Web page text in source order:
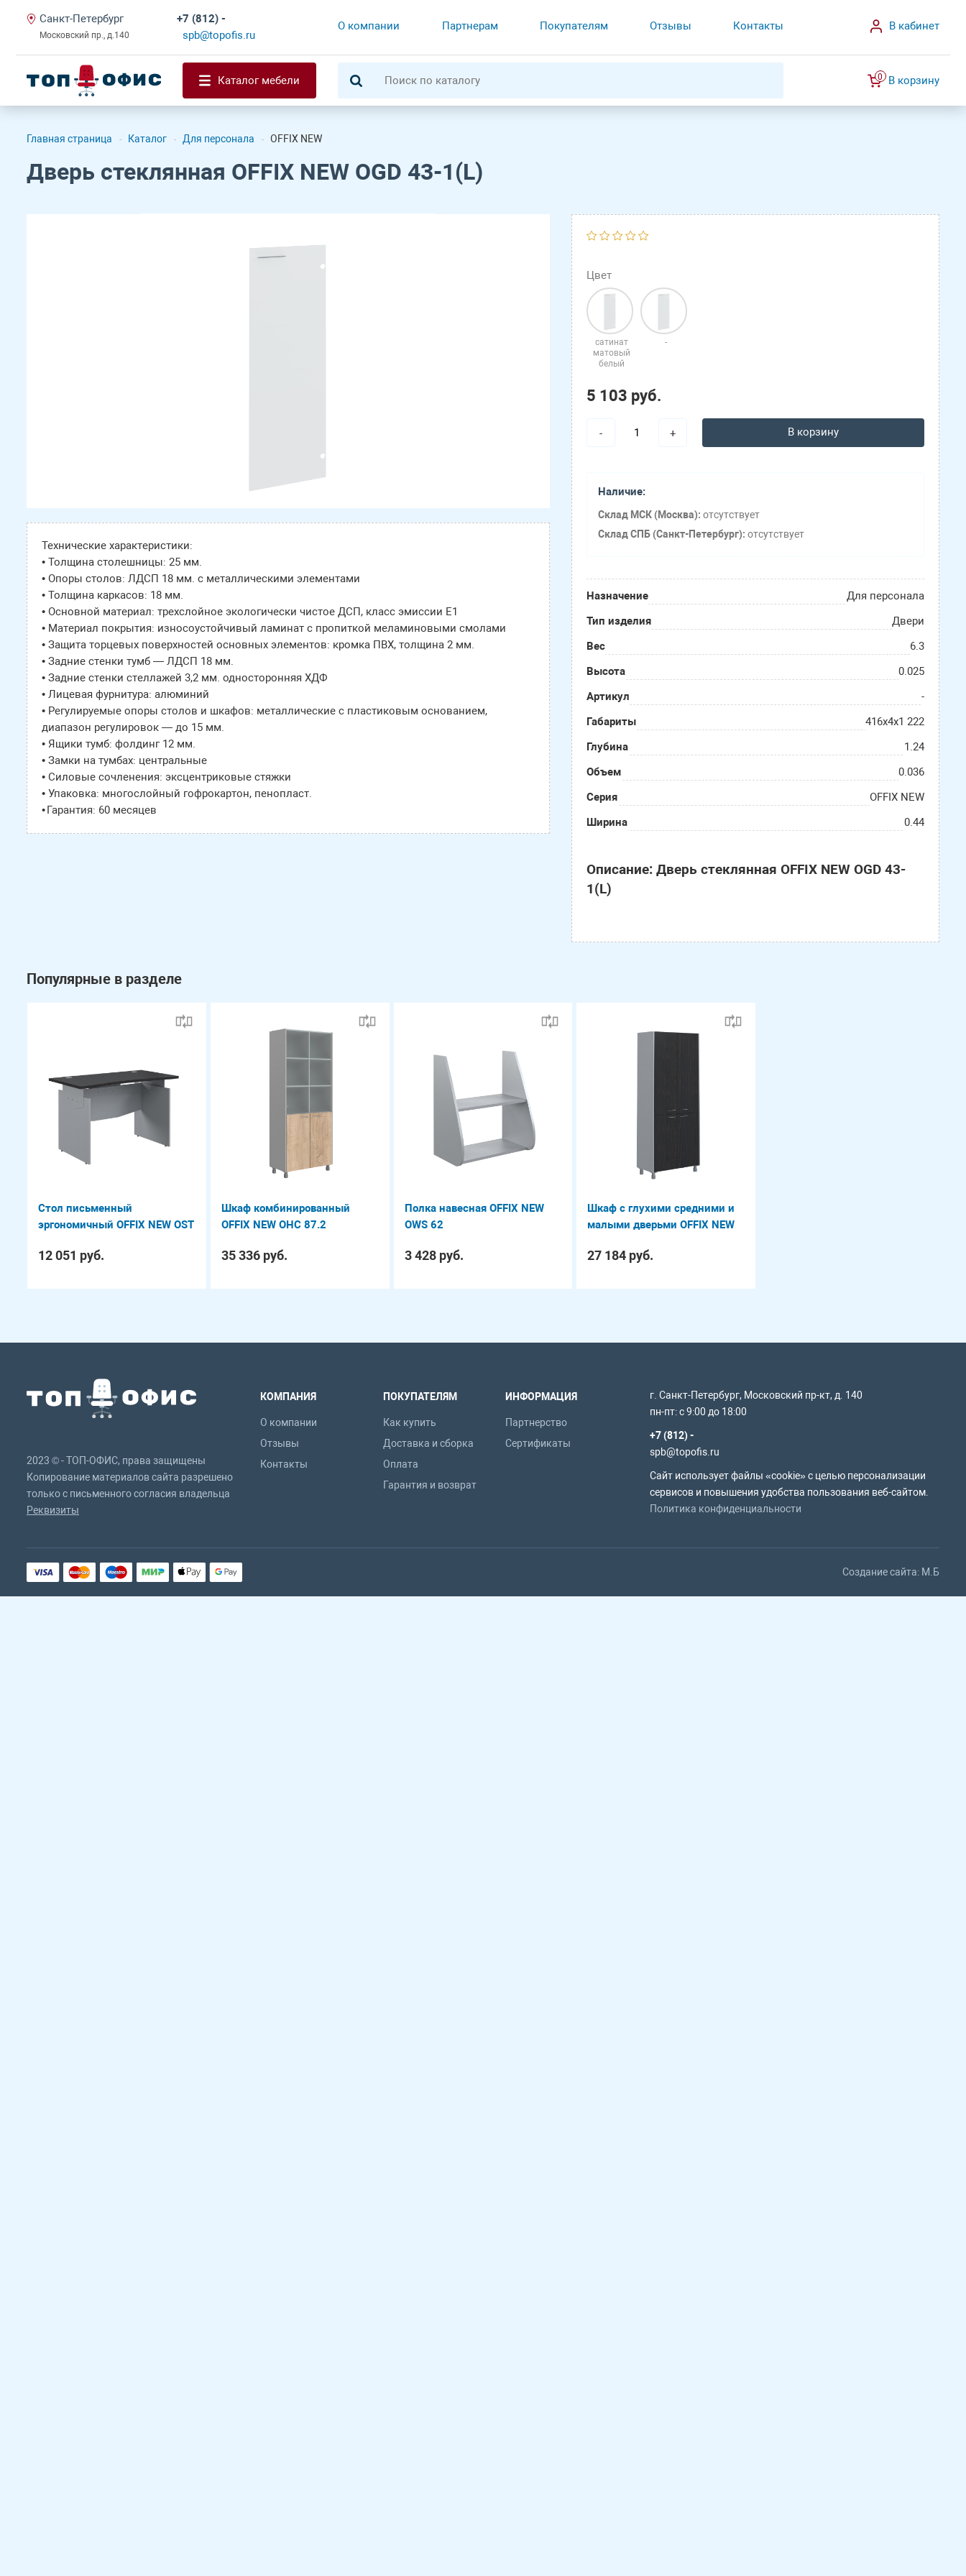
Санкт-Петербург
Московский пр., д.140
+7 (812) -
spb@topofis.ru
О компании Партнерам Покупателям Отзывы Контакты В кабинет
Каталог мебели 0 В корзину
Главная страница - Каталог - Для персонала - OFFIX NEW
Дверь стеклянная OFFIX NEW OGD 43-1(L)
Технические характеристики:
• Толщина столешницы: 25 мм.
• Опоры столов: ЛДСП 18 мм. с металлическими элементами
• Толщина каркасов: 18 мм.
• Основной материал: трехслойное экологически чистое ДСП, класс эмиссии Е1
• Материал покрытия: износоустойчивый ламинат с пропиткой меламиновыми смолами
• Защита торцевых поверхностей основных элементов: кромка ПВХ, толщина 2 мм.
• Задние стенки тумб — ЛДСП 18 мм.
• Задние стенки стеллажей 3,2 мм. односторонняя ХДФ
• Лицевая фурнитура: алюминий
• Регулируемые опоры столов и шкафов: металлические с пластиковым основанием,
диапазон регулировок — до 15 мм.
• Ящики тумб: фолдинг 12 мм.
• Замки на тумбах: центральные
• Силовые сочленения: эксцентриковые стяжки
• Упаковка: многослойный гофрокартон, пенопласт.
• Гарантия: 60 месяцев
Цвет
сатинат
матовый
белый
-
5 103 руб.
- + В корзину
Наличие:
Склад МСК (Москва): отсутствует
Склад СПБ (Санкт-Петербург): отсутствует
Назначение
Для персонала
Тип изделия
Двери
Вес
6.3
Высота
0.025
Артикул
-
Габариты
416х4х1 222
Глубина
1.24
Объем
0.036
Серия
OFFIX NEW
Ширина
0.44
Описание: Дверь стеклянная OFFIX NEW OGD 43-
1(L)
Популярные в разделе
Стол письменный
эргономичный OFFIX NEW OST
12 051 руб.
Шкаф комбинированный
OFFIX NEW OHC 87.2
35 336 руб.
Полка навесная OFFIX NEW
OWS 62
3 428 руб.
Шкаф с глухими средними и
малыми дверьми OFFIX NEW
27 184 руб.
2023 © - ТОП-ОФИС, права защищены
Копирование материалов сайта разрешено
только с письменного согласия владельца
Реквизиты
КОМПАНИЯ
О компании
Отзывы
Контакты
ПОКУПАТЕЛЯМ
Как купить
Доставка и сборка
Оплата
Гарантия и возврат
ИНФОРМАЦИЯ
Партнерство
Сертификаты
г. Санкт-Петербург, Московский пр-кт, д. 140
пн-пт: с 9:00 до 18:00
+7 (812) -
spb@topofis.ru
Сайт использует файлы «cookie» с целью персонализации
сервисов и повышения удобства пользования веб-сайтом.
Политика конфиденциальности
Создание сайта: M.Б